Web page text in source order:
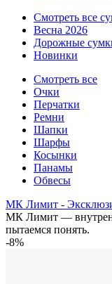
Смотреть все
Весна 2026
Дорожные
Новинки
Смотреть все
Очки
Перчатки
Ремни
Шапки
Шарфы
Косынки
Панамы
Обвесы
МК Лимит -
МК Лимит —
пытаемся понять.
-8%